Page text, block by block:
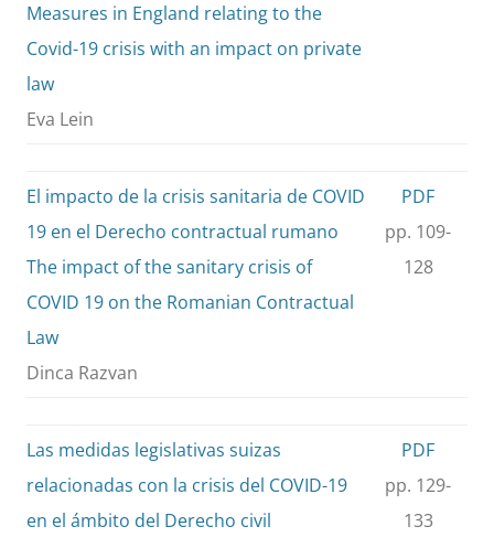
Measures in England relating to the
Covid-19 crisis with an impact on private
law
Eva Lein
El impacto de la crisis sanitaria de COVID
19 en el Derecho contractual rumano
The impact of the sanitary crisis of
COVID 19 on the Romanian Contractual
Law
Dinca Razvan
PDF
pp. 109-
128
Las medidas legislativas suizas
relacionadas con la crisis del COVID-19
en el ámbito del Derecho civil
PDF
pp. 129-
133